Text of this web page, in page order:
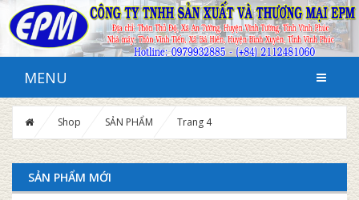
MENU
Shop SẢN PHẨM Trang 4
SẢN PHẨM MỚI